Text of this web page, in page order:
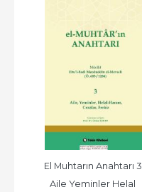
El Muhtarın Anahtarı 3
Aile Yeminler Helal